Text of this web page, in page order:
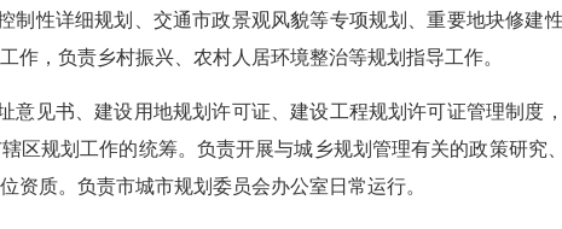
性详细规划、交通市政景观风貌等专项规划、重要地块修建
作，负责乡村振兴、农村人居环境整治等规划指导工作。
见书、建设用地规划许可证、建设工程规划许可证管理制度
区规划工作的统筹。负责开展与城乡规划管理有关的政策研
资质。负责市城市规划委员会办公室日常运行。